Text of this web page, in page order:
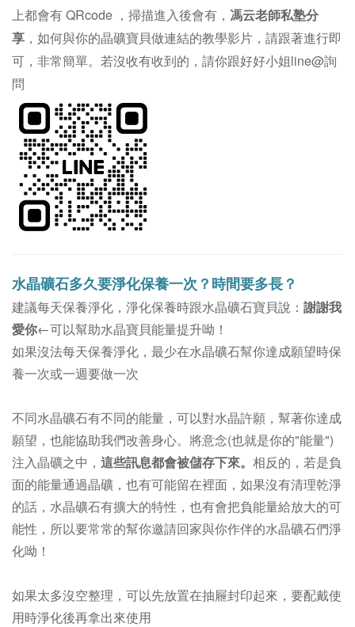
上都會有 QRcode ，掃描進入後會有， 馮云老師私塾分
享 ，如何與你的晶礦寶貝做連結的教學影片，請跟著進行即
可，非常簡單。若沒收有收到的，請你跟好好小姐line@詢
問
水晶礦石多久要淨化保養一次？時間要多長？
建議每天保養淨化，淨化保養時跟水晶礦石寶貝說： 謝謝我
愛你←可以幫助水晶寶貝能量提升呦！
如果沒法每天保養淨化，最少在水晶礦石幫你達成願望時保
養一次或一週要做一次
不同水晶礦石有不同的能量，可以對水晶許願，幫著你達成
願望，也能協助我們改善身心。 將意念(也就是你的"能量")
注入晶礦之中， 這些訊息都會被儲存下來。 相反的，若是負
面的能量通過晶礦，也有可能留在裡面，如果沒有清理乾淨
的話， 水晶礦石有擴大的特性， 也有會把負能量給放大的可
能性，所以要常常的幫你邀請回家與你作伴的水晶礦石們淨
化呦！
如果太多沒空整理，可以先放置在抽屜封印起來，要配戴使
用時淨化後再拿出來使用